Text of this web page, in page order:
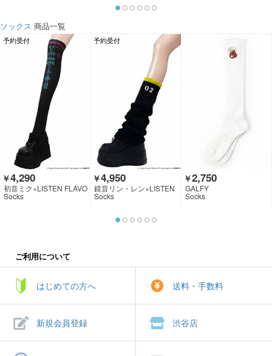
ソックス 商品一覧
予約受付
￥4,290
初音ミク×LISTEN FLAVO
R
Socks
予約受付
￥4,950
鏡音リン・レン×LISTEN
FLAVOR
Socks
￥2,750
GALFY
Socks
ご利用について
はじめての方へ 送料・手数料
新規会員登録 渋谷店